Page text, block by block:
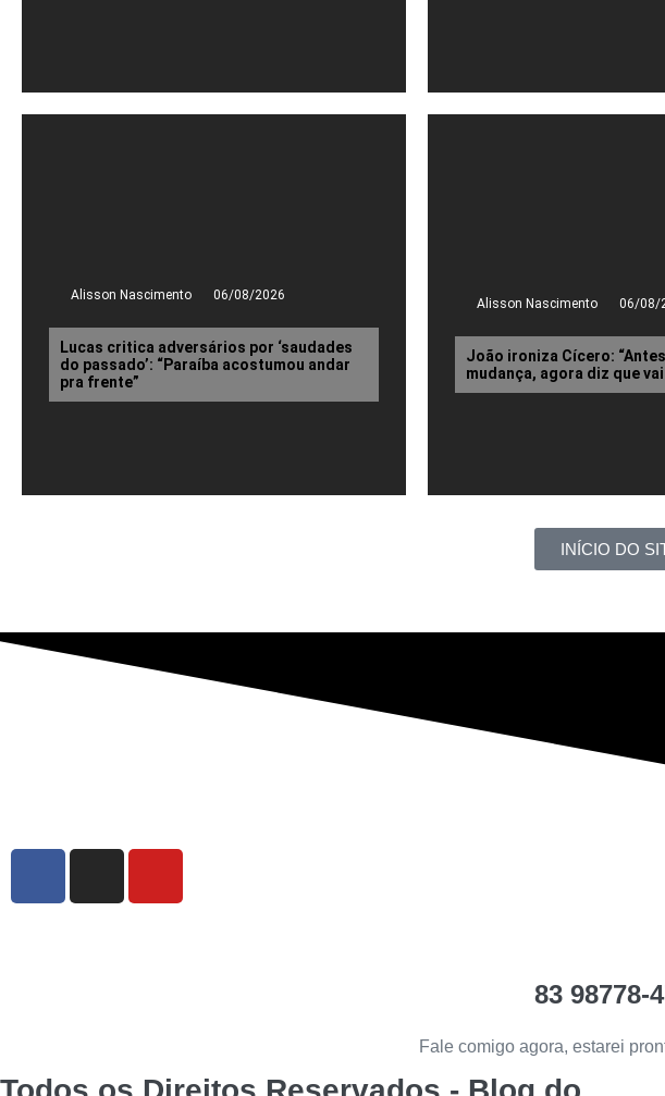
Alisson Nascimento 06/08/2026
Lucas critica adversários por ‘saudades
do passado’: “Paraíba acostumou andar
pra frente”
Alisson Nascimento 06/08/
João ironiza Cícero:
mudança, agora diz que
INÍCIO DO
83 98778-
Fale comigo agora, estarei